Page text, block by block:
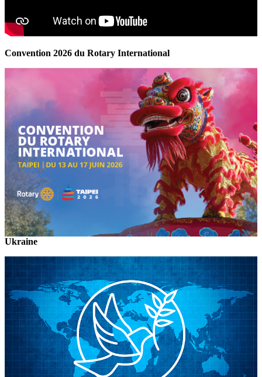
Convention 2026 du Rotary International
Ukraine